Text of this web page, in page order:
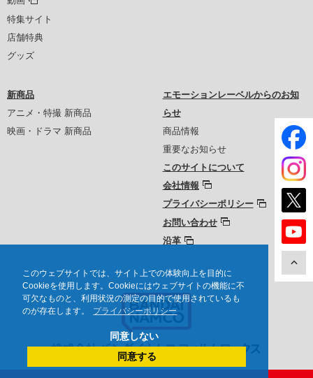
このウェブサイトでは、サイト上での体験向上を目的に
Cookieを使用します。Cookieにはウェブサイトの機能に不
可欠なものと、利用状況の測定の目的で使用されているも
のが存在します。
プライバシーポリシー
同意しない
同意する
特集サイト
店舗特典
グッズ
新商品
アニメ・特撮 新商品
映画・ドラマ 新商品
エモーションレーベルからのお知
らせ
商品情報
重要なお知らせ
このサイトについて
会社情報
プライバシーポリシー
お問い合わせ
沿革